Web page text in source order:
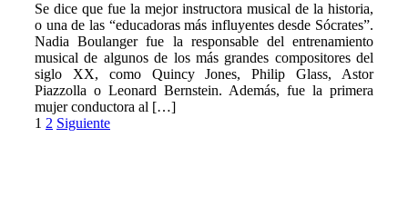
Se dice que fue la mejor instructora musical de la historia,
o una de las “educadoras más influyentes desde Sócrates”.
Nadia Boulanger fue la responsable del entrenamiento
musical de algunos de los más grandes compositores del
siglo XX, como Quincy Jones, Philip Glass, Astor
Piazzolla o Leonard Bernstein. Además, fue la primera
mujer conductora al […]
Paginación
1 2 Siguiente